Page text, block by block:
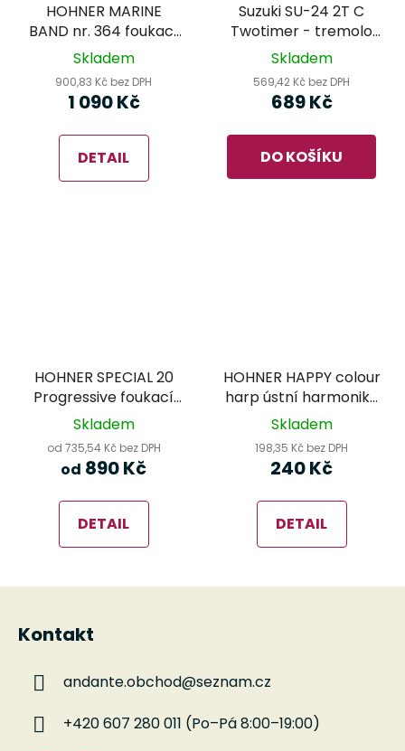
HOHNER MARINE
BAND nr. 364 foukací
harmonika
Skladem
900,83 Kč bez DPH
1 090 Kč
DETAIL
Suzuki SU-24 2T C
Twotimer - tremolo
foukací harmonika
Skladem
569,42 Kč bez DPH
689 Kč
DO KOŠÍKU
HOHNER SPECIAL 20
Progressive foukací
harmonika
Skladem
od 735,54 Kč bez DPH
od 890 Kč
DETAIL
HOHNER HAPPY colour
harp ústní harmonika
pro děti
Skladem
198,35 Kč bez DPH
240 Kč
DETAIL
Z
Kontakt
andante.obchod@seznam.cz
+420 607 280 011 (Po–Pá 8:00–19:00)